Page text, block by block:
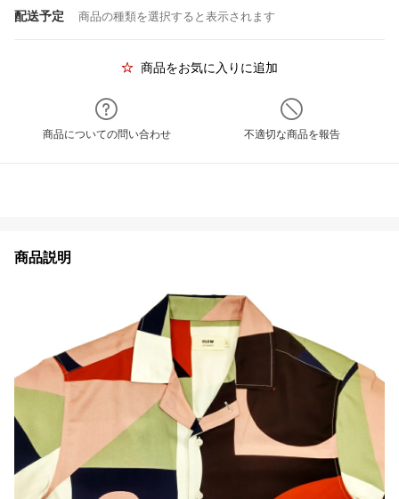
配送予定 商品の種類を選択すると表示されます
商品をお気に入りに追加
商品についての問い合わせ 不適切な商品を報告
商品説明